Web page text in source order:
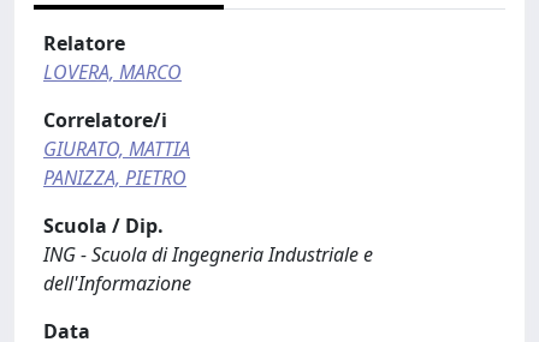
Relatore
LOVERA, MARCO
Correlatore/i
GIURATO, MATTIA
PANIZZA, PIETRO
Scuola / Dip.
ING - Scuola di Ingegneria Industriale e
dell'Informazione
Data